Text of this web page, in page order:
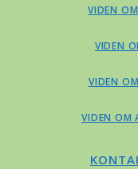
VIDEN
VIDEN
VIDEN
VIDEN OM